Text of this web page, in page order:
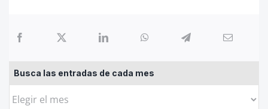
Busca las entradas de cada mes
Busca